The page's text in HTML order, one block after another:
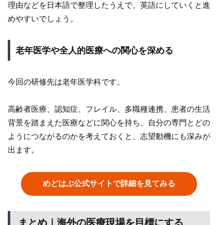
理由などを日本語で整理したうえで、英語にしていくと進
めやすいでしょう。
老年医学や全人的医療への関心を深める
今回の研修先は老年医学科です。
高齢者医療、認知症、フレイル、多職種連携、患者の生活
背景を踏まえた医療などに関心を持ち、自分の専門とどの
ようにつながるのかを考えておくと、志望動機にも深みが
出ます。
めどはぶ公式サイトで詳細を見てみる
まとめ｜海外の医療現場を目標にする